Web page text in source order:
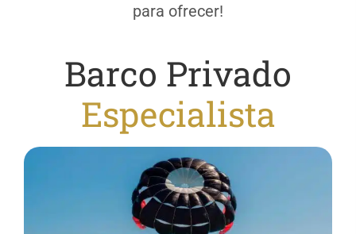
para ofrecer!
Barco Privado
Especialista